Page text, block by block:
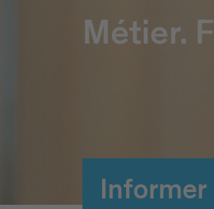
Métier.
Informer